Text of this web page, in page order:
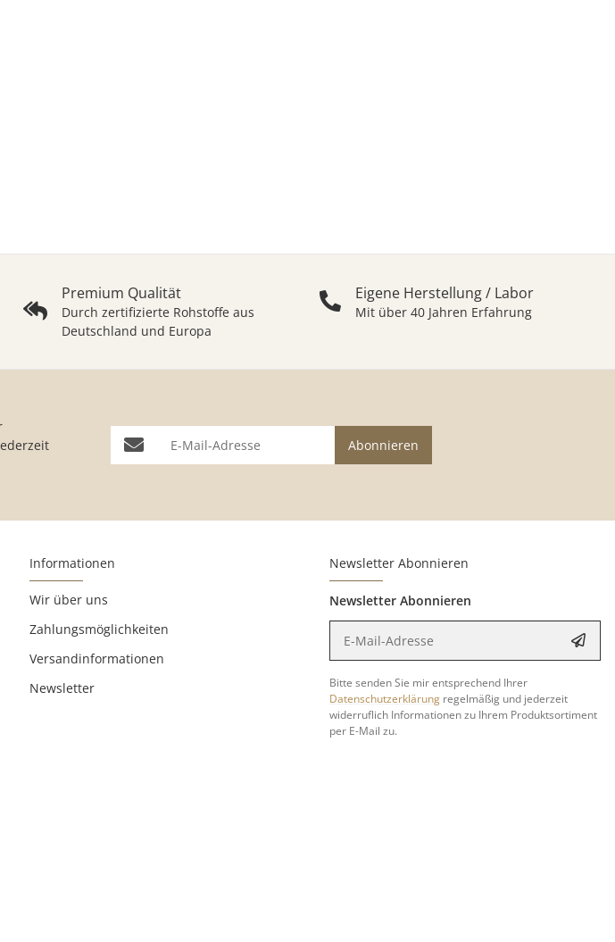
Premium Qualität
Durch zertifizierte Rohstoffe aus
Deutschland und Europa
Eigene Herstellung / Labor
Mit über 40 Jahren Erfahrung
E-Mail-Adresse Abonnieren
Informationen
Wir über uns
Zahlungsmöglichkeiten
Versandinformationen
Newsletter
Newsletter Abonnieren
Newsletter Abonnieren
Bitte senden Sie mir entsprechend Ihrer
Datenschutzerklärung regelmäßig und jederzeit
widerruflich Informationen zu Ihrem Produktsortiment
per E-Mail zu.